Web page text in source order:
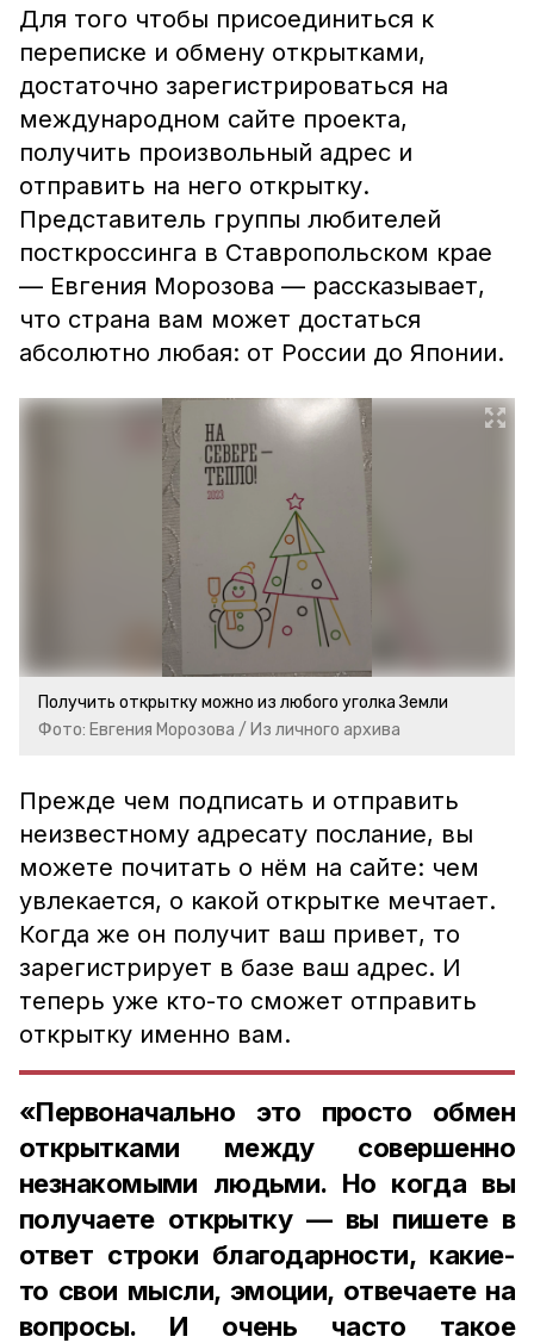
Для того чтобы присоединиться к
переписке и обмену открытками,
достаточно зарегистрироваться на
международном сайте проекта,
получить произвольный адрес и
отправить на него открытку.
Представитель группы любителей
посткроссинга в Ставропольском крае
— Евгения Морозова — рассказывает,
что страна вам может достаться
абсолютно любая: от России до Японии.
Получить открытку можно из любого уголка Земли
Фото: Евгения Морозова / Из личного архива
Прежде чем подписать и отправить
неизвестному адресату послание, вы
можете почитать о нём на сайте: чем
увлекается, о какой открытке мечтает.
Когда же он получит ваш привет, то
зарегистрирует в базе ваш адрес. И
теперь уже кто-то сможет отправить
открытку именно вам.
«Первоначально это просто обмен
открытками между совершенно
незнакомыми людьми. Но когда вы
получаете открытку — вы пишете в
ответ строки благодарности, какие-
то свои мысли, эмоции, отвечаете на
вопросы. И очень часто такое